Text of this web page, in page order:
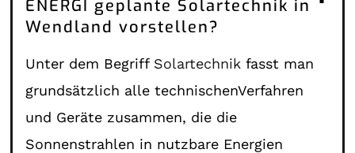
ENERGI geplante Solartechnik in
Wendland vorstellen?
Unter dem Begriff Solartechnik fasst man
grundsätzlich alle technischenVerfahren
und Geräte zusammen, die die
Sonnenstrahlen in nutzbare Energien